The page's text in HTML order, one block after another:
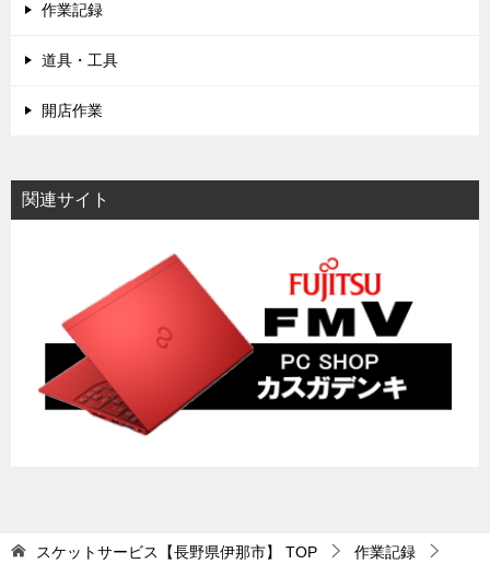
作業記録
道具・工具
開店作業
関連サイト
スケットサービス【長野県伊那市】 TOP 作業記録